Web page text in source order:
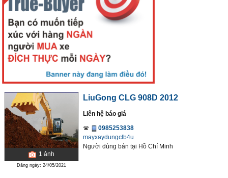
1 ảnh
Đăng ngày: 24/05/2021
LiuGong CLG 908D 2012
Liên hệ báo giá
0985253838
mayxaydungclb4u
Người dùng bán tại Hồ Chí Minh